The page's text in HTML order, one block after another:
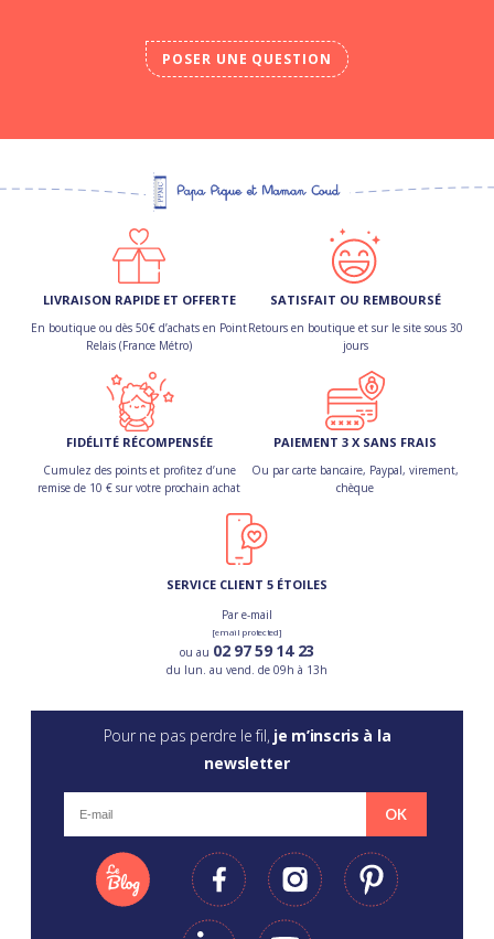
POSER UNE QUESTION
LIVRAISON RAPIDE ET OFFERTE
En boutique ou dès 50€ d’achats en Point
Relais (France Métro)
SATISFAIT OU REMBOURSÉ
Retours en boutique et sur le site sous 30
jours
FIDÉLITÉ RÉCOMPENSÉE
Cumulez des points et profitez d’une
remise de 10 € sur votre prochain achat
PAIEMENT 3 X SANS FRAIS
Ou par carte bancaire, Paypal, virement,
chèque
SERVICE CLIENT 5 ÉTOILES
Par e-mail
[email protected]
ou au 02 97 59 14 23
du lun. au vend. de 09h à 13h
Pour ne pas perdre le fil, je m’inscris à la
newsletter
OK